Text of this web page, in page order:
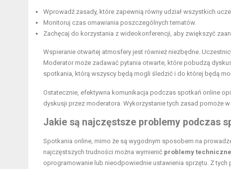
Wprowadź zasady, które zapewnią równy udział wszystkich
Monitoruj czas omawiania poszczególnych tematów.
Zachęcaj do korzystania z wideokonferencji, aby zwiększyć
Wspieranie otwartej atmosfery jest również niezbędne.
Moderator może zadawać pytania otwarte, które pobudzą
spotkania, którą wszyscy będą mogli śledzić i do której będą
Ostatecznie, efektywna komunikacja podczas spotkań online
dyskusji przez moderatora. Wykorzystanie tych zasad pomoże
Jakie są najczęstsze problemy podczas
Spotkania online, mimo że są wygodnym sposobem na
najczęstszych trudności można wymienić problemy techniczne
oprogramowanie lub nieodpowiednie ustawienia sprzętu. Z